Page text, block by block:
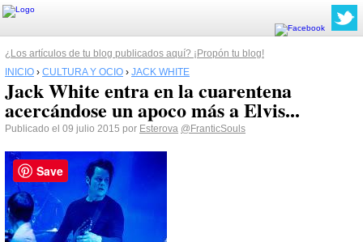
¿Los artículos de tu blog publicados aquí? ¡Propón tu blog!
INICIO › CULTURA Y OCIO › JACK WHITE
Jack White entra en la cuarentena
acercándose un apoco más a Elvis...
Publicado el 09 julio 2015 por Esterova @FranticSouls
Save